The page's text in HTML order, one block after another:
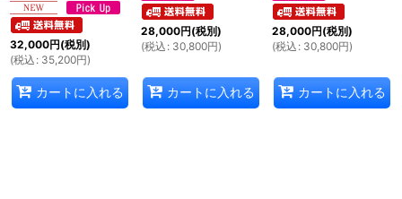
32,000円(税別)
(税込 : 35,200円)
カートに入れる
28,000円(税別)
(税込 : 30,800円)
カートに入れる
28,000円(税別)
(税込 : 30,800円)
カートに入れる